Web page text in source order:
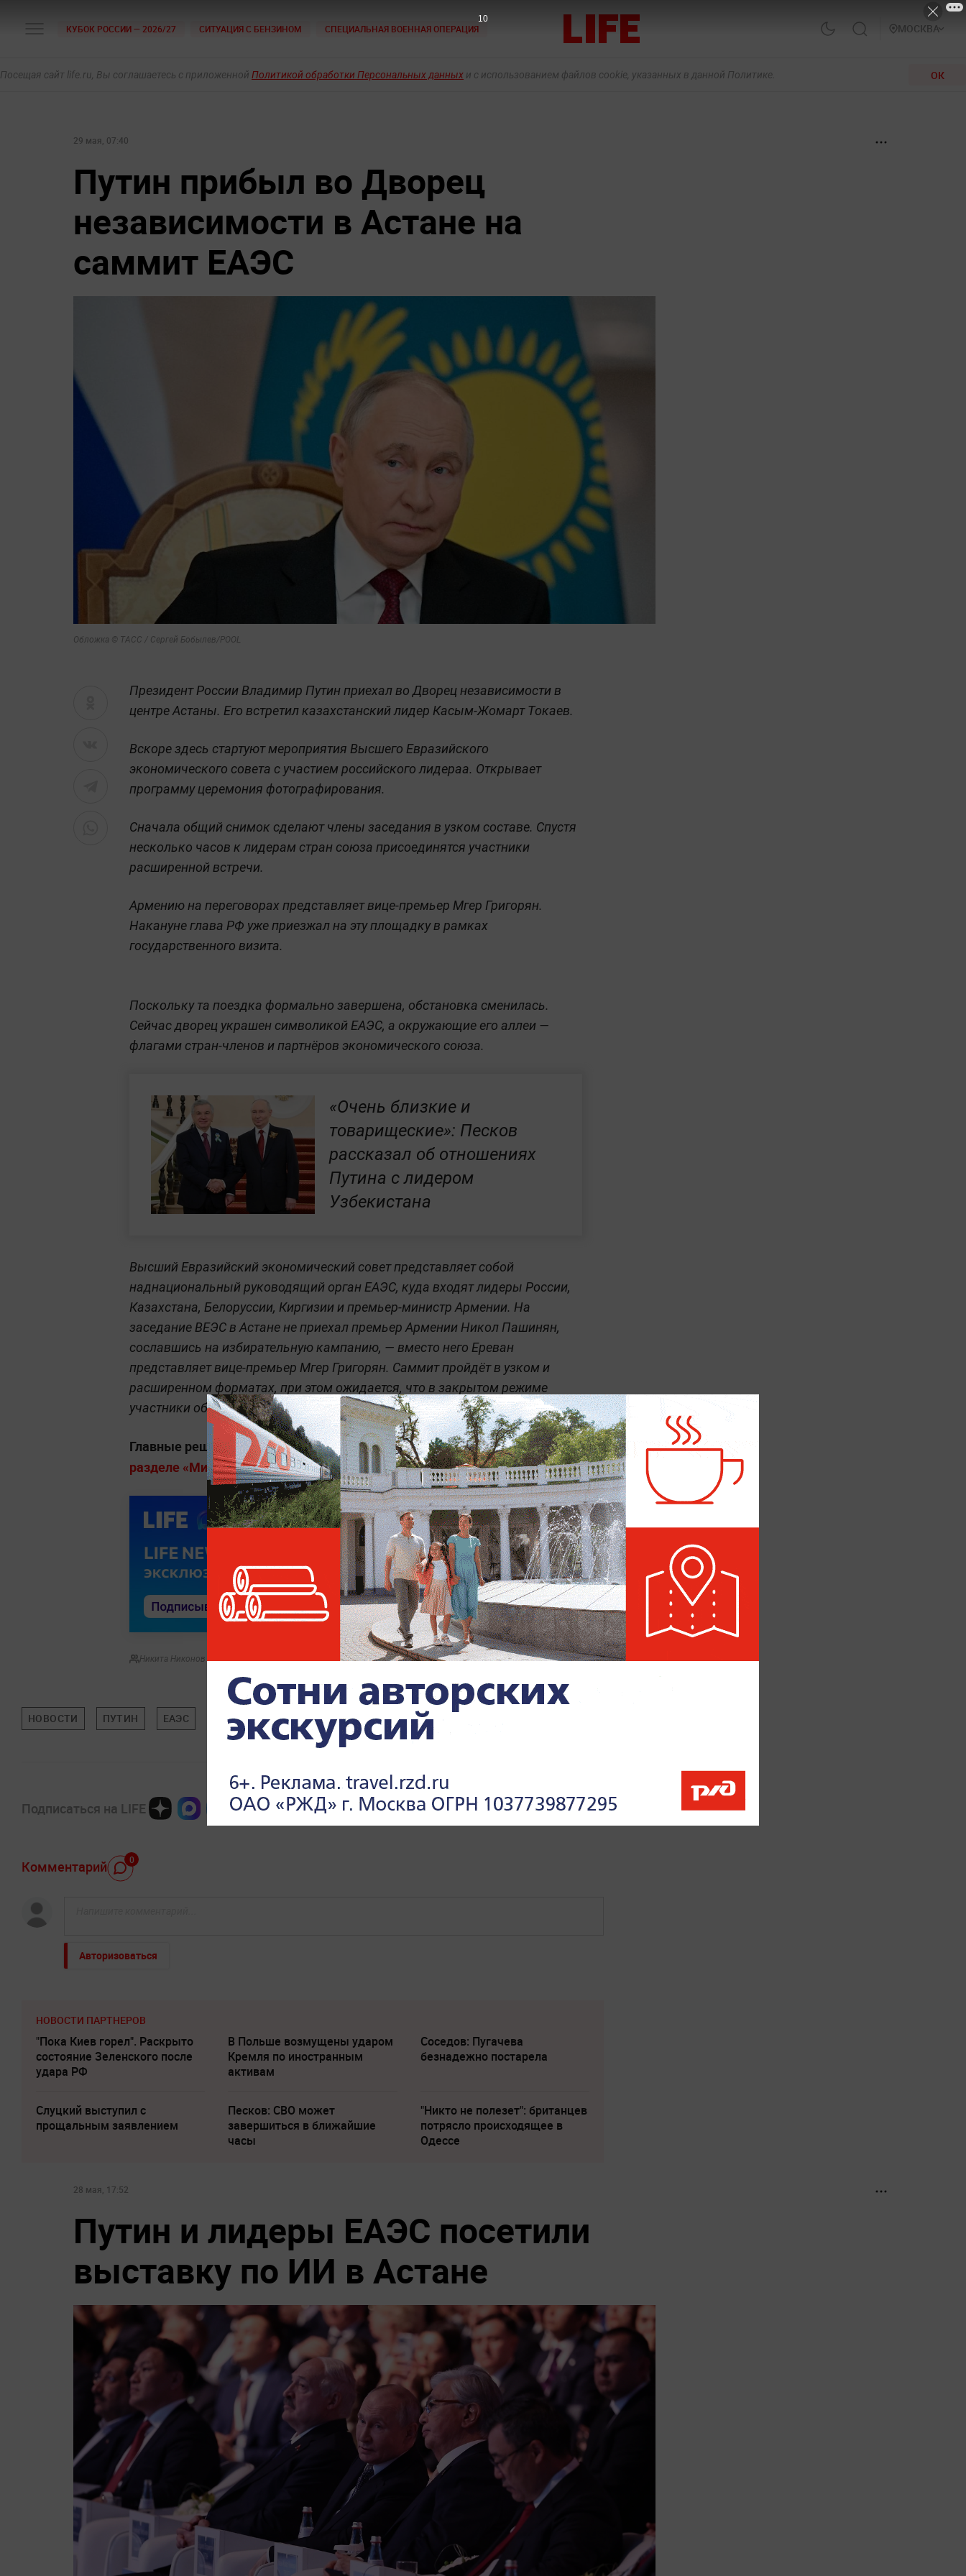
КУБОК РОССИИ — 2026/27 СИТУАЦИЯ С БЕНЗИНОМ СПЕЦИАЛЬНАЯ ВОЕННАЯ ОПЕРАЦИЯ МОСКВА
Посещая сайт life.ru, Вы соглашаетесь с приложенной Политикой обработки Персональных данных и с использованием файлов cookie, указанных в данной Политике. ОК
29 мая, 07:40
Путин прибыл во Дворец
независимости в Астане на
саммит ЕАЭС
Обложка © ТАСС / Сергей Бобылев/POOL
Президент России Владимир Путин приехал во Дворец независимости в
центре Астаны. Его встретил казахстанский лидер Касым-Жомарт Токаев.
Вскоре здесь стартуют мероприятия Высшего Евразийского
экономического совета с участием российского лидераа. Открывает
программу церемония фотографирования.
Сначала общий снимок сделают члены заседания в узком составе. Спустя
несколько часов к лидерам стран союза присоединятся участники
расширенной встречи.
Армению на переговорах представляет вице-премьер Мгер Григорян.
Накануне глава РФ уже приезжал на эту площадку в рамках
государственного визита.
Поскольку та поездка формально завершена, обстановка сменилась.
Сейчас дворец украшен символикой ЕАЭС, а окружающие его аллеи —
флагами стран-членов и партнёров экономического союза.
«Очень близкие и
товарищеские»: Песков
рассказал об отношениях
Путина с лидером
Узбекистана
Высший Евразийский экономический совет представляет собой
наднациональный руководящий орган ЕАЭС, куда входят лидеры России,
Казахстана, Белоруссии, Киргизии и премьер-министр Армении. На
заседание ВЕЭС в Астане не приехал премьер Армении Никол Пашинян,
сославшись на избирательную кампанию, — вместо него Ереван
представляет вице-премьер Мгер Григорян. Саммит пройдёт в узком и
расширенном форматах, при этом ожидается, что в закрытом режиме
участники обсудят планы Армении по вступлению в Европейский союз.
Главные решения лидеров, дипломатия и геополитика —всё это в
разделе «Мировая политика» на Life.ru.
Никита Никонов
НОВОСТИ ПУТИН ЕАЭС ПУТИН В КАЗАХСТАНЕ КАЗАХСТАН
Подписаться на LIFE
Комментарий 0
Авторизоваться
НОВОСТИ ПАРТНЕРОВ
"Пока Киев горел". Раскрыто
состояние Зеленского после
удара РФ
В Польше возмущены ударом
Кремля по иностранным
активам
Соседов: Пугачева
безнадежно постарела
Слуцкий выступил с
прощальным заявлением
Песков: СВО может
завершиться в ближайшие
часы
"Никто не полезет": британцев
потрясло происходящее в
Одессе
28 мая, 17:52
Путин и лидеры ЕАЭС посетили
выставку по ИИ в Астане
9